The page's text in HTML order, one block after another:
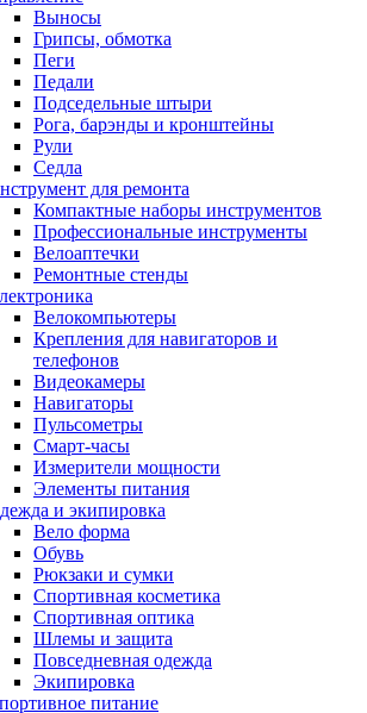
Выносы
Грипсы, обмотка
Пеги
Педали
Подседельные штыри
Рога, барэнды и кронштейны
Рули
Седла
для ремонта
Компактные наборы инструментов
Профессиональные инструменты
Велоаптечки
Ремонтные стенды
Велокомпьютеры
Крепления для навигаторов и
телефонов
Видеокамеры
Навигаторы
Пульсометры
Смарт-часы
Измерители мощности
Элементы питания
и экипировка
Вело форма
Обувь
Рюкзаки и сумки
Спортивная косметика
Спортивная оптика
Шлемы и защита
Повседневная одежда
Экипировка
питание